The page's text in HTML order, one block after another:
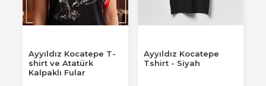
Ayyıldız Kocatepe T-
shirt ve Atatürk
Kalpaklı Fular
Ayyıldız Kocatepe
Tshirt - Siyah